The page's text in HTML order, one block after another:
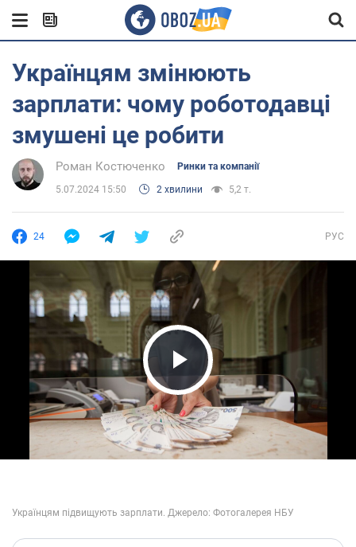
Українцям змінюють
зарплати: чому роботодавці
змушені це робити
Роман Костюченко Ринки та компанії
5.07.2024 15:50 2 хвилини 5,2 т.
24 РУС
Play Video